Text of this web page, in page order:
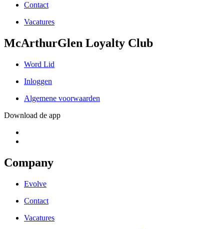
Contact
Vacatures
McArthurGlen Loyalty Club
Word Lid
Inloggen
Algemene voorwaarden
Download de app
Company
Evolve
Contact
Vacatures